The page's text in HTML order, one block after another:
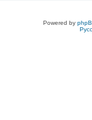
Powered by